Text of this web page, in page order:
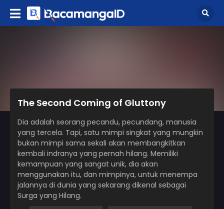
The Second Coming of Gluttony
Dia adalah seorang pecandu, pecundang, manusia
yang tercela. Tapi, satu mimpi singkat yang mungkin
bukan mimpi sama sekali akan membangkitkan
kembali indranya yang pernah hilang. Memiliki
kemampuan yang sangat unik, dia akan
menggunakan itu, dan mimpinya, untuk menempa
jalannya di dunia yang sekarang dikenal sebagai
Surga yang Hilang.